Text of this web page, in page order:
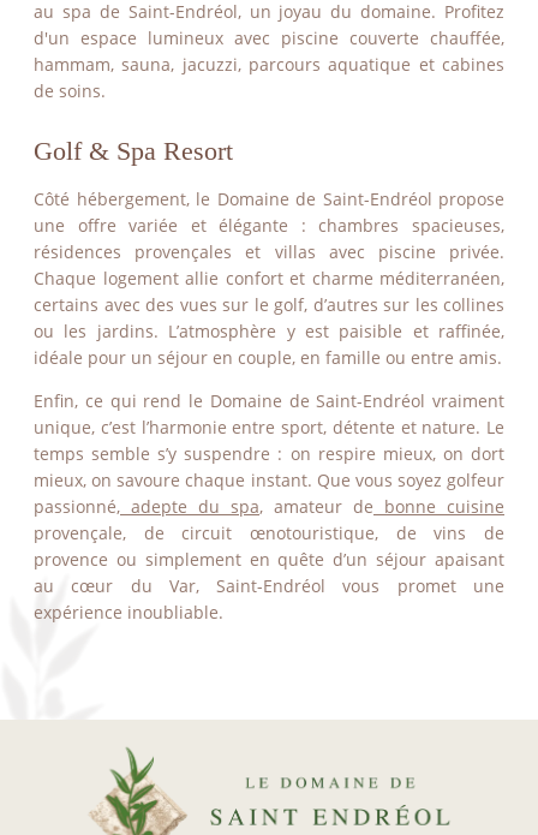
au spa de Saint-Endréol, un joyau du domaine. Profitez
d'un espace lumineux avec piscine couverte chauffée,
hammam, sauna, jacuzzi, parcours aquatique et cabines
de soins.
Golf & Spa Resort
Côté hébergement, le Domaine de Saint-Endréol propose
une offre variée et élégante : chambres spacieuses,
résidences provençales et villas avec piscine privée.
Chaque logement allie confort et charme méditerranéen,
certains avec des vues sur le golf, d’autres sur les collines
ou les jardins. L’atmosphère y est paisible et raffinée,
idéale pour un séjour en couple, en famille ou entre amis.
Enfin, ce qui rend le Domaine de Saint-Endréol vraiment
unique, c’est l’harmonie entre sport, détente et nature. Le
temps semble s’y suspendre : on respire mieux, on dort
mieux, on savoure chaque instant. Que vous soyez golfeur
passionné, adepte du spa, amateur de bonne cuisine
provençale, de circuit œnotouristique, de vins de
provence ou simplement en quête d’un séjour apaisant
au cœur du Var, Saint-Endréol vous promet une
expérience inoubliable.